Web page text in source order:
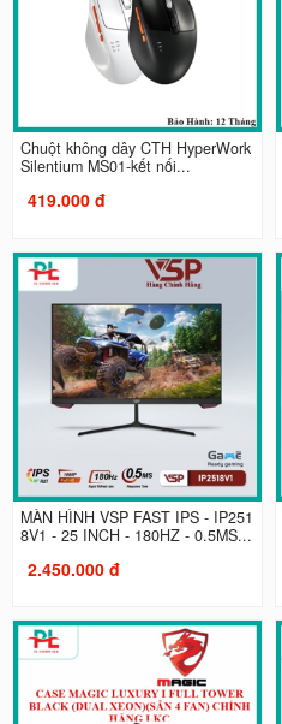
Chuột không dây CTH HyperWork
Silentium MS01-kết nối...
419.000 đ
MÀN HÌNH VSP FAST IPS - IP251
8V1 - 25 INCH - 180HZ - 0.5MS...
2.450.000 đ